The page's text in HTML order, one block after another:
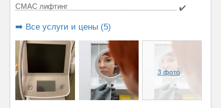
СМАС лифтинг ✔️
➡️ Все услуги и цены (5)
3 фото